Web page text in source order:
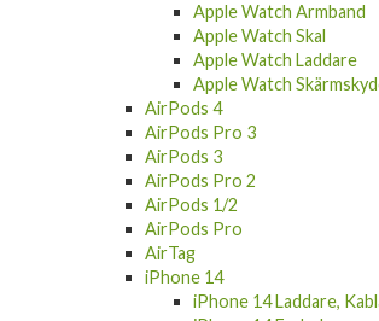
Apple Watch Armband
Apple Watch Skal
Apple Watch Laddare
Apple Watch
AirPods 4
AirPods Pro 3
AirPods 3
AirPods Pro 2
AirPods 1/2
AirPods Pro
AirTag
iPhone 14
iPhone 14 Laddare,